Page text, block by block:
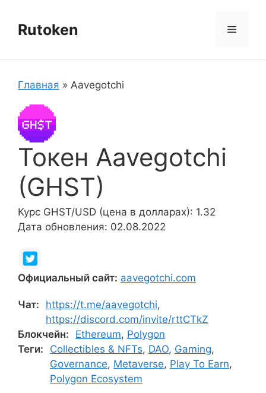
содержимому
Rutoken Меню
Главная » Aavegotchi
Токен Aavegotchi
(GHST)
Курс GHST/USD (цена в долларах): 1.32
Дата обновления: 02.08.2022
Официальный сайт: aavegotchi.com
Чат: https://t.me/aavegotchi,
https://discord.com/invite/rttCTkZ
Блокчейн:
Ethereum, Polygon
Теги:
Collectibles & NFTs, DAO, Gaming,
Governance, Metaverse, Play To Earn,
Polygon Ecosystem